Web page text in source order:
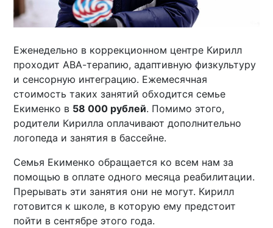
Еженедельно в коррекционном центре Кирилл
проходит АВА-терапию, адаптивную физкультуру
и сенсорную интеграцию. Ежемесячная
стоимость таких занятий обходится семье
Екименко в 58 000 рублей. Помимо этого,
родители Кирилла оплачивают дополнительно
логопеда и занятия в бассейне.
Семья Екименко обращается ко всем нам за
помощью в оплате одного месяца реабилитации.
Прерывать эти занятия они не могут. Кирилл
готовится к школе, в которую ему предстоит
пойти в сентябре этого года.